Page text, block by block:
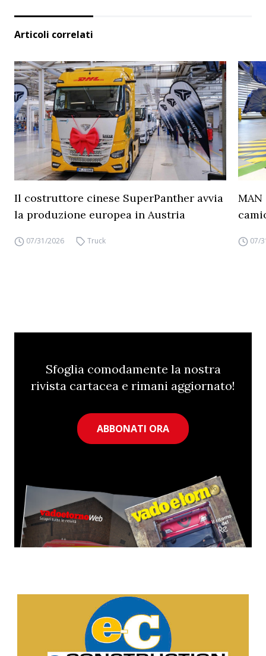
Articoli correlati
Il costruttore cinese SuperPanther avvia
la produzione europea in Austria
07/31/2026 Truck 07/
Sfoglia comodamente la nostra
rivista cartacea e rimani aggiornato!
ABBONATI ORA